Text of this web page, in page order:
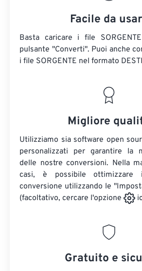
Facile da
Basta caricare i file
pulsante "Converti". Puoi anche
i file SORGENTE nel formato
Migliore
Utilizziamo sia software open
personalizzati per garantire la
delle nostre conversioni. Nella
casi, è possibile ottimizzare
conversione utilizzando le
(facoltativo, cercare l'opzione
Gratuito e